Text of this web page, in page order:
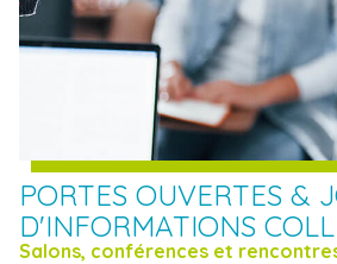
PORTES OUVERTES &
D'INFORMATIONS
Salons, conférences et